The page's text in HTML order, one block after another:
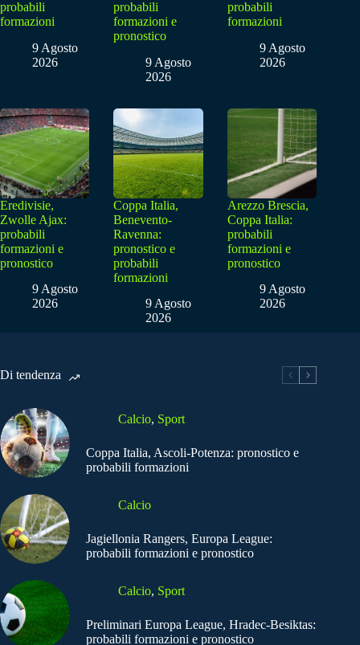
probabili
formazioni
9 Agosto
2026
probabili
formazioni e
pronostico
9 Agosto
2026
probabili
formazioni
9 Agosto
2026
Eredivisie,
Zwolle Ajax:
probabili
formazioni e
pronostico
9 Agosto
2026
Coppa Italia,
Benevento-
Ravenna:
pronostico e
probabili
formazioni
9 Agosto
2026
Arezzo Brescia,
Coppa Italia:
probabili
formazioni e
pronostico
9 Agosto
2026
Di tendenza
Calcio, Sport
Coppa Italia, Ascoli-Potenza: pronostico e
probabili formazioni
Calcio
Jagiellonia Rangers, Europa League:
probabili formazioni e pronostico
Calcio, Sport
Preliminari Europa League, Hradec-Besiktas:
probabili formazioni e pronostico